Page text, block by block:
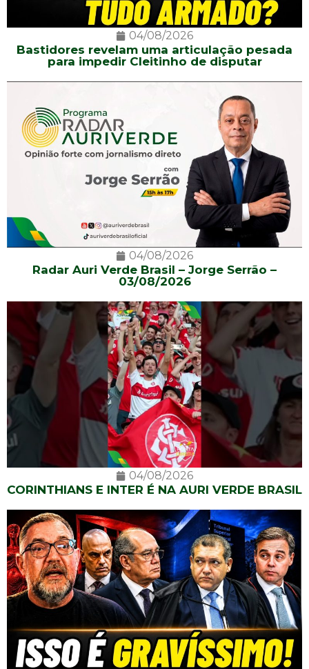
04/08/2026
Bastidores revelam uma articulação pesada
para impedir Cleitinho de disputar
04/08/2026
Radar Auri Verde Brasil – Jorge Serrão –
03/08/2026
04/08/2026
CORINTHIANS E INTER É NA AURI VERDE BRASIL